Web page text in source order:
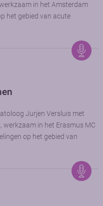
in het Amsterdam
het gebied van acute
Jurjen Versluis met
werkzaam in het Erasmus MC
op het gebied van